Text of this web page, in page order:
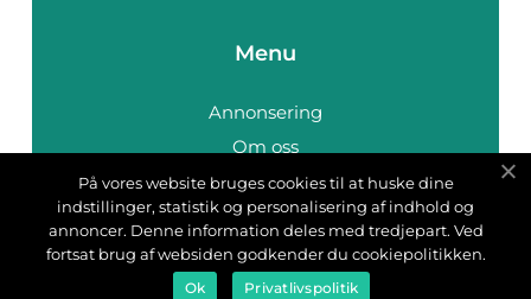
Menu
Annonsering
Om oss
Cookies
Kontakta oss
Sitemap
På vores website bruges cookies til at huske dine
indstillinger, statistik og personalisering af indhold og
annoncer. Denne information deles med tredjepart. Ved
fortsat brug af websiden godkender du cookiepolitikken.
Ok Privatlivspolitik